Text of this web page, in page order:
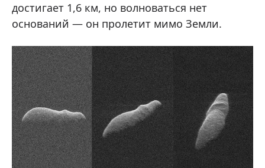
достигает 1,6 км, но волноваться нет
оснований — он пролетит мимо Земли.